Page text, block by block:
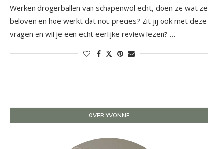
Werken drogerballen van schapenwol echt, doen ze wat ze
beloven en hoe werkt dat nou precies? Zit jij ook met deze
vragen en wil je een echt eerlijke review lezen? …
OVER YVONNE